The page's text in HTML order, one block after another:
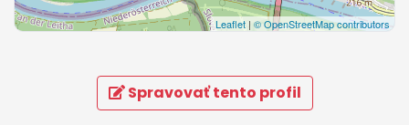
Leaflet | © OpenStreetMap contributors
Spravovať tento profil